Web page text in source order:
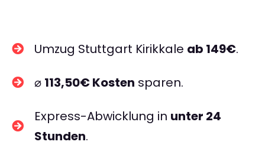
Umzug Stuttgart Kirikkale ab 149€.
⌀ 113,50€ Kosten sparen.
Express-Abwicklung in unter 24
Stunden.